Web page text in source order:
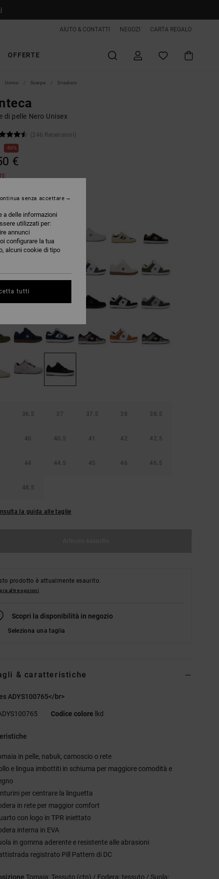
AIUTO & CONTATTI NEGOZI CARTA REGALO
OFFERTE
Uomo Scarpe Sneakers
di pelle Nero Unisex
(246 Recensioni)
50%
€
36.5 37 37.5 38 38.5
40 40.5 41 42 42.5
44 44.5 45 46 46.5
48.5
la guida alle taglie
prodotto è attualmente esaurito.
altre opzioni
Scopri la disponibilità in negozio
Seleziona una taglia
& caratteristiche
ADYS100765</br>
Codice colore lkd
in pelle, nabuk, camoscio o rete
e lingua imbottiti in schiuma per maggiore comodità e
per centrare la linguetta
in rete per maggior comfort
con logo in TPR iniettato
interna in EVA
in gomma aderente e resistente alle abrasioni
registrato Pill Pattern di DC
Tomaia: Tessuto (ctn) / Fodera: tessuto / Suola:
a delle informazioni
utilizzati per:
annunci
configurare la tua
alcuni cookie di tipo
senza accettare
tutti